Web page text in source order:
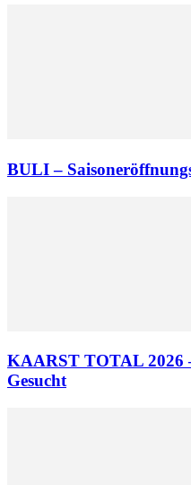
BULI –
KAARST TOTAL 2026
Gesucht